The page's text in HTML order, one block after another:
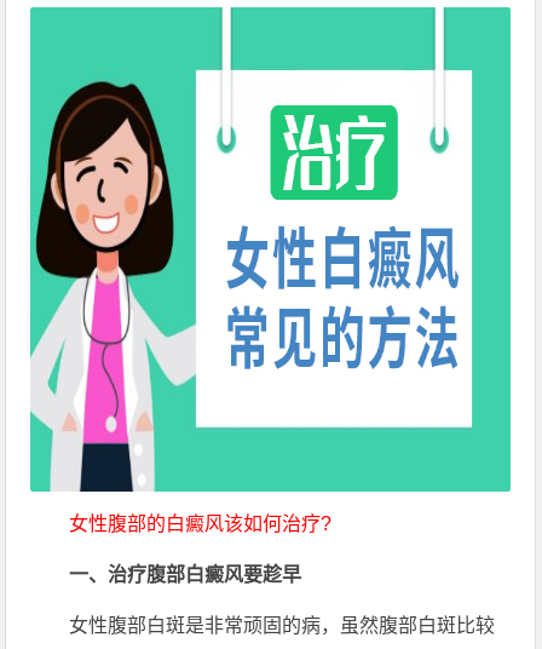
女性腹部的白癜风该如何治疗?
一、治疗腹部白癜风要趁早
女性腹部白斑是非常顽固的病，虽然腹部白斑比较